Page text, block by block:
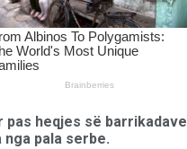
pas heqjes së barrikadave
pala serbe.